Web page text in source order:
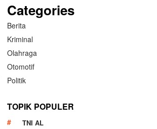
Categories
Berita
Kriminal
Olahraga
Otomotif
Politik
TOPIK POPULER
TNI AL